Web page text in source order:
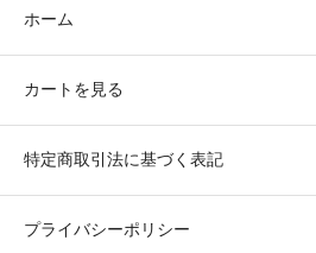
ホーム
カートを見る
特定商取引法に基づく表記
プライバシーポリシー